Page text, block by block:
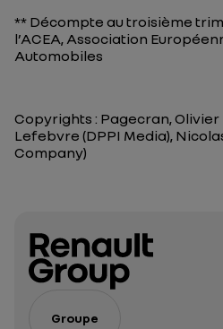
** Décompte au troisième
l’ACEA, Association
Automobiles
Copyrights : Pagecran,
Lefebvre (DPPI Media),
Company)
Groupe